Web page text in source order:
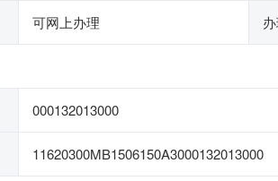
可网上办理
000132013000
11620300MB1506150A3000132013000